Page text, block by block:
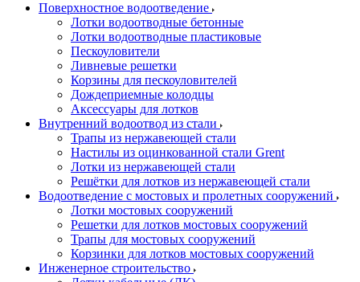
Поверхностное водоотведение
Лотки водоотводные бетонные
Лотки водоотводные пластиковые
Пескоуловители
Ливневые решетки
Корзины для пескоуловителей
Дождеприемные колодцы
Аксессуары для лотков
Внутренний водоотвод из стали
Трапы из нержавеющей стали
Настилы из оцинкованной стали Grent
Лотки из нержавеющей стали
Решётки для лотков из нержавеющей стали
Водоотведение с мостовых и пролетных сооружений
Лотки мостовых сооружений
Решетки для лотков мостовых сооружений
Трапы для мостовых сооружений
Корзинки для лотков мостовых сооружений
Инженерное строительство